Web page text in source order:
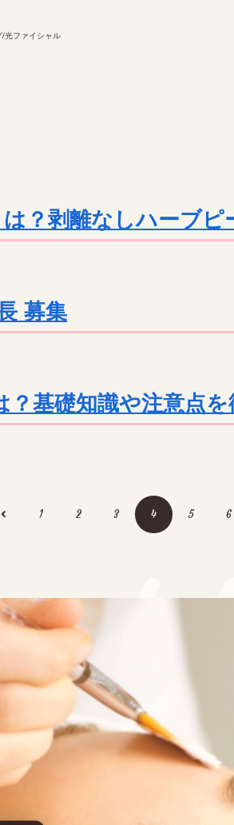
/光ファイシャル
？剥離なしハーブ
募集
基礎知識や注意点を
1 2 3 4 5 6